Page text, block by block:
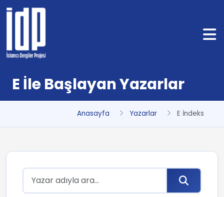
E İle Başlayan Yazarlar
Anasayfa Yazarlar E İndeks